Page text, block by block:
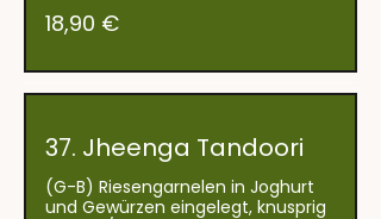
18,90 €
37. Jheenga Tandoori
(G-B) Riesengarnelen in Joghurt
und Gewürzen eingelegt, knusprig